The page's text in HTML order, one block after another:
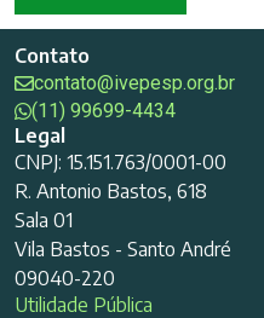
Contato
contato@ivepesp.org.br
(11) 99699-4434
Legal
CNPJ: 15.151.763/0001-00
R. Antonio Bastos, 618
Sala 01
Vila Bastos - Santo André
09040-220
Utilidade Pública